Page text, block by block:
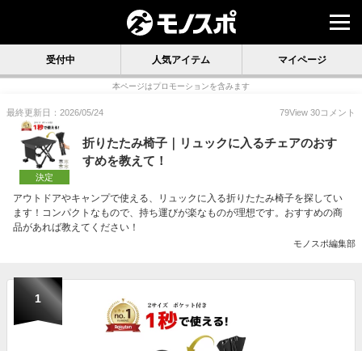
受付中 人気アイテム マイページ
本ページはプロモーションを含みます
最終更新日：2026/05/24 79View 30コメント
決定
折りたたみ椅子｜リュックに入るチェアのおす
すめを教えて！
アウトドアやキャンプで使える、リュックに入る折りたたみ椅子を探してい
ます！コンパクトなもので、持ち運びが楽なものが理想です。おすすめの商
品があれば教えてください！
モノスポ編集部
1